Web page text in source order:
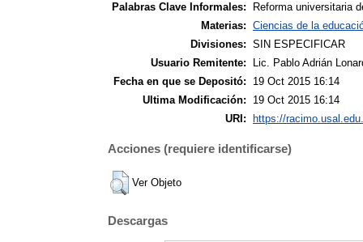
Palabras Clave Informales:
Reforma universitaria
Materias: Ciencias de la
Divisiones: SIN ESPECIFICAR
Usuario Remitente:
Lic. Pablo Adrián
Fecha en que se Depositó:
19 Oct 2015 16:14
Ultima Modificación:
19 Oct 2015 16:14
URI:
https://
Acciones (requiere identificarse)
Ver Objeto
Descargas